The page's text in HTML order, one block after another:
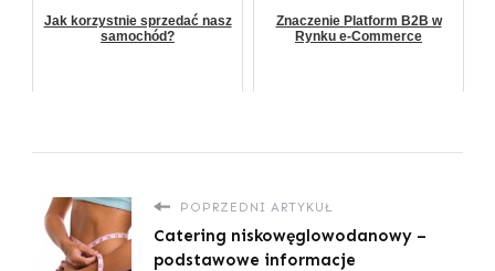
Jak korzystnie sprzedać nasz
samochód?
Znaczenie Platform B2B w
Rynku e-Commerce
POPRZEDNI ARTYKUŁ
Catering niskowęglowodanowy –
podstawowe informacje